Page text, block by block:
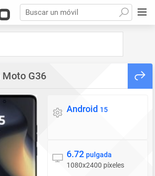
Buscar un móvil
G36
Sistema operativo
Android 15
Pantalla
6.72 pulgada
1080x2400 píxeles